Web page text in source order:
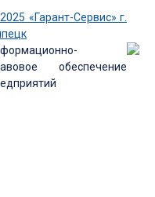
«Гарант-Сервис» г.
обеспечение